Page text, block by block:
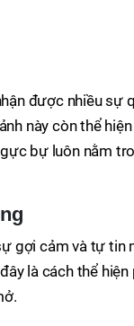
được nhiều sự
này còn thể
bự luôn nằm
gợi cảm và tự tin
là cách thể